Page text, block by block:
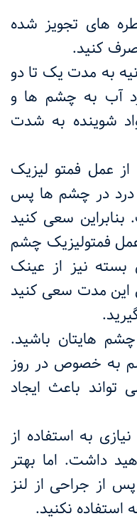
های تجویز شده
کنید.
به مدت یک تا دو
آب به چشم ها و
شوینده به شدت
عمل فمتو لیزیک
در چشم ها پس
سعی کنید
فمتولیزیک چشم
نیز از عینک
این مدت سعی کنید
هایتان باشید.
به خصوص در روز
باعث ایجاد
به استفاده از
داشت. اما بهتر
سه تا ۴ ماه پس از جراحی از لنز
نکنید.